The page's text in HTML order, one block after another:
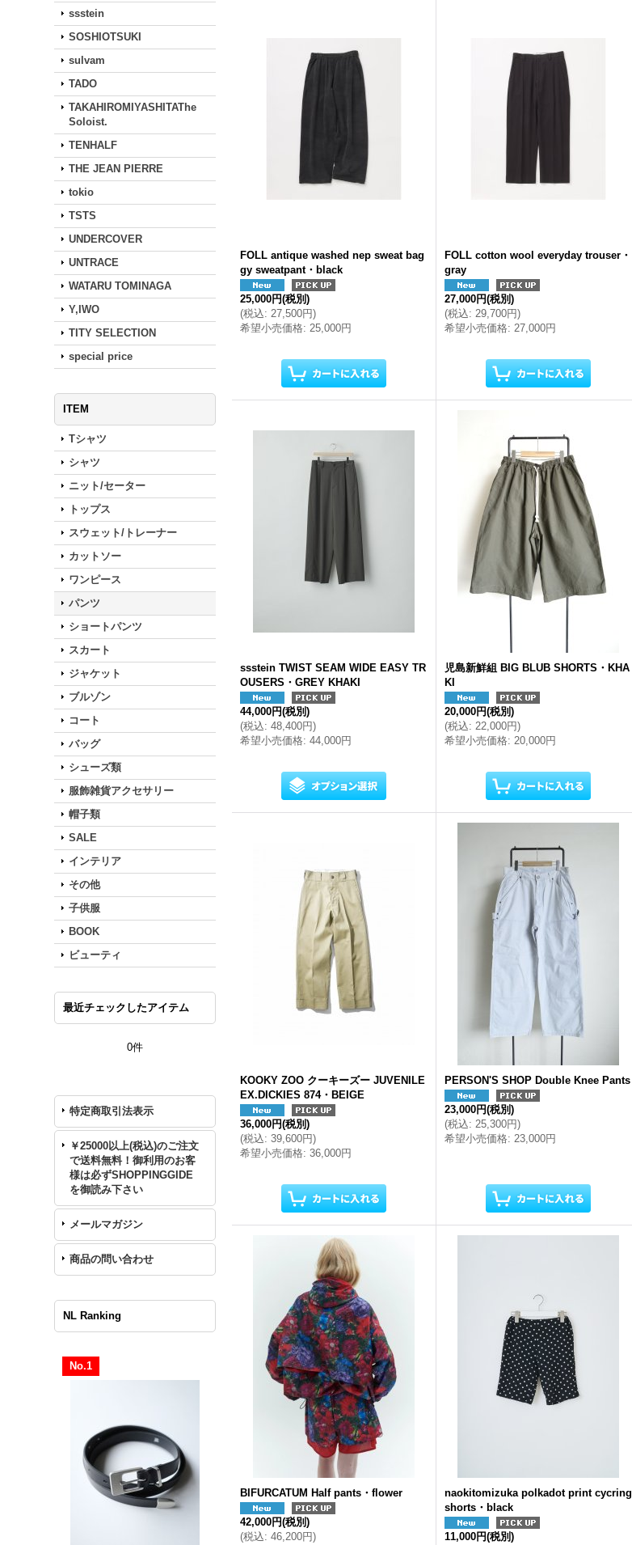
ssstein
SOSHIOTSUKI
sulvam
TADO
TAKAHIROMIYASHITAThe
Soloist.
TENHALF
THE JEAN PIERRE
tokio
TSTS
UNDERCOVER
UNTRACE
WATARU TOMINAGA
Y,IWO
TITY SELECTION
special price
ITEM
Tシャツ
シャツ
ニット/セーター
トップス
スウェット/トレーナー
カットソー
ワンピース
パンツ
ショートパンツ
スカート
ジャケット
ブルゾン
コート
バッグ
シューズ類
服飾雑貨アクセサリー
帽子類
SALE
インテリア
その他
子供服
BOOK
ビューティ
最近チェックしたアイテム
0件
特定商取引法表示
￥25000以上(税込)のご注文
で送料無料！御利用のお客
様は必ずSHOPPINGGIDE
を御読み下さい
メールマガジン
商品の問い合わせ
NL Ranking
No.1
FOLL antique washed nep sweat bag
gy sweatpant・black
25,000円(税別)
(税込: 27,500円)
希望小売価格: 25,000円
FOLL cotton wool everyday trouser・
gray
27,000円(税別)
(税込: 29,700円)
希望小売価格: 27,000円
ssstein TWIST SEAM WIDE EASY TR
OUSERS・GREY KHAKI
44,000円(税別)
(税込: 48,400円)
希望小売価格: 44,000円
児島新鮮組 BIG BLUB SHORTS・KHA
KI
20,000円(税別)
(税込: 22,000円)
希望小売価格: 20,000円
KOOKY ZOO クーキーズー JUVENILE
EX.DICKIES 874・BEIGE
36,000円(税別)
(税込: 39,600円)
希望小売価格: 36,000円
PERSON'S SHOP Double Knee Pants
23,000円(税別)
(税込: 25,300円)
希望小売価格: 23,000円
BIFURCATUM Half pants・flower
42,000円(税別)
(税込: 46,200円)
naokitomizuka polkadot print cycring
shorts・black
11,000円(税別)